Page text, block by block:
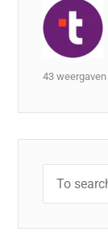
43 weergaven